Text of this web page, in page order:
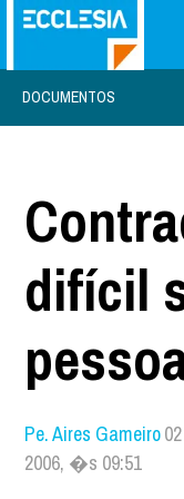
DOCUMENTOS
difícil
Pe. Aires Gameiro
2006, �s 09:51